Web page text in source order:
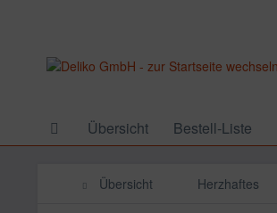
Übersicht Bestell-Liste
Übersicht Herzhaftes